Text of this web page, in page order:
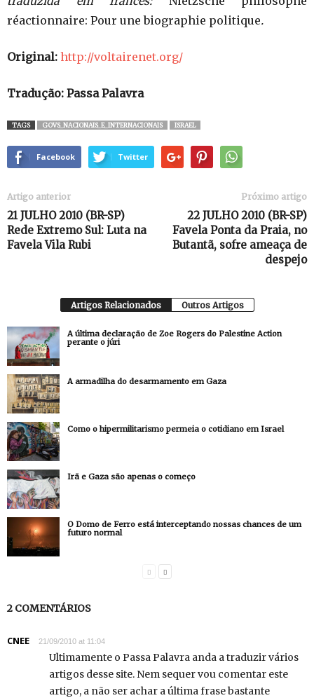
réactionnaire: Pour une biographie politique.
Original: http://voltairenet.org/
Tradução: Passa Palavra
TAGS GOVS_NACIONAIS_E_INTERNACIONAIS ISRAEL
Facebook Twitter
Artigo anterior
21 JULHO 2010 (BR-SP)
Rede Extremo Sul: Luta na
Favela Vila Rubi
Próximo artigo
22 JULHO 2010 (BR-SP)
Favela Ponta da Praia, no
Butantã, sofre ameaça de
despejo
Artigos Relacionados Outros Artigos
A última declaração de Zoe Rogers do Palestine Action
perante o júri
A armadilha do desarmamento em Gaza
Como o hipermilitarismo permeia o cotidiano em Israel
Irã e Gaza são apenas o começo
O Domo de Ferro está interceptando nossas chances de um
futuro normal
2 COMENTÁRIOS
CNEE 21/09/2010 at 11:04
Ultimamente o Passa Palavra anda a traduzir vários
artigos desse site. Nem sequer vou comentar este
artigo, a não ser achar a última frase bastante